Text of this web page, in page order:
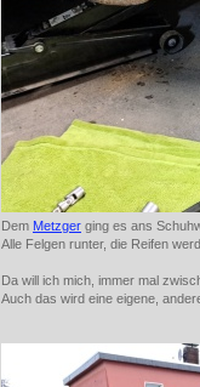
Dem Metzger ging es ans
Alle Felgen runter, die Reifen
Da will ich mich, immer mal
Auch das wird eine eigene,